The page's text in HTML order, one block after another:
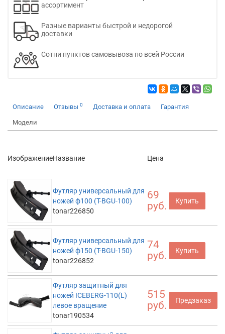
ассортимент
Разные варианты быстрой и недорогой
доставки
Сотни пунктов самовывоза по всей России
Описание Отзывы 0 Доставка и оплата Гарантия
Модели
ИзображениеНазвание Цена
Футляр универсальный для
ножей ф100 (T-BGU-100)
tonar226850
69
руб.
Купить
Футляр универсальный для
ножей ф150 (T-BGU-150)
tonar226852
74
руб.
Купить
Футляр защитный для
ножей ICEBERG-110(L)
левое вращение
tonar190534
515
руб.
Предзаказ